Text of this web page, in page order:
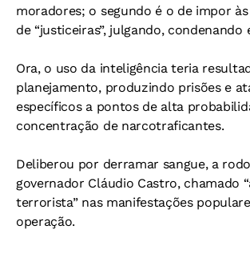
moradores; o segundo é o de impor
de “justiceiras”, julgando, condenando
Ora, o uso da inteligência teria
planejamento, produzindo prisões e
específicos a pontos de alta
concentração de narcotraficantes.
Deliberou por derramar sangue, a
governador Cláudio Castro, chamado
terrorista” nas manifestações
operação.